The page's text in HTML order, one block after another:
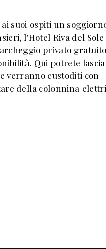
suoi ospiti un
l'Hotel Riva del Sole
privato
Qui potrete
verranno custoditi con
della colonnina